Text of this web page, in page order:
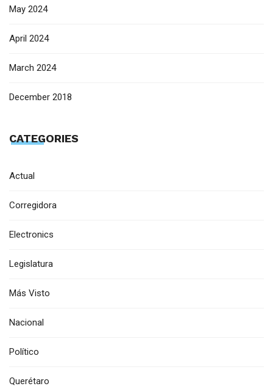
May 2024
April 2024
March 2024
December 2018
CATEGORIES
Actual
Corregidora
Electronics
Legislatura
Más Visto
Nacional
Político
Querétaro